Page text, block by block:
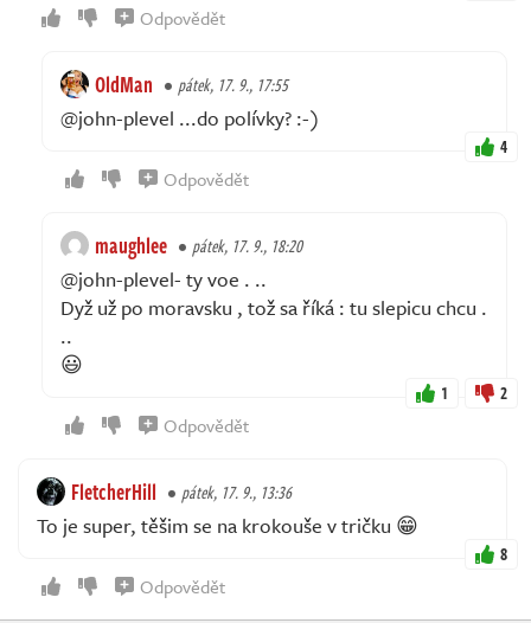
Odpovědět
OldMan pátek, 17. 9., 17:55
@john-plevel ...do polívky? :-)
4
Odpovědět
maughlee pátek, 17. 9., 18:20
@john-plevel- ty voe . ..
Dyž už po moravsku , tož sa říká : tu slepicu chcu .
..
😃
1 2
Odpovědět
FletcherHill pátek, 17. 9., 13:36
To je super, těšim se na krokouše v tričku 😁
8
Odpovědět